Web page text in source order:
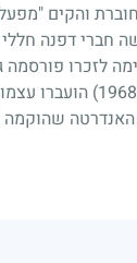
והקים
חברי דפנה
לזכרו פורסמה
הועברו
שהוקמה